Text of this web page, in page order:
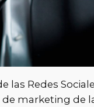
las Redes
de marketing de